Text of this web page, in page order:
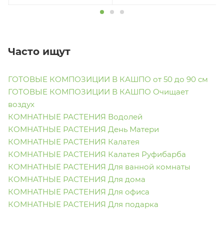
Часто ищут
ГОТОВЫЕ КОМПОЗИЦИИ В КАШПО от 50 до 90 см
ГОТОВЫЕ КОМПОЗИЦИИ В КАШПО Очищает
воздух
КОМНАТНЫЕ РАСТЕНИЯ Водолей
КОМНАТНЫЕ РАСТЕНИЯ День Матери
КОМНАТНЫЕ РАСТЕНИЯ Калатея
КОМНАТНЫЕ РАСТЕНИЯ Калатея Руфибарба
КОМНАТНЫЕ РАСТЕНИЯ Для ванной комнаты
КОМНАТНЫЕ РАСТЕНИЯ Для дома
КОМНАТНЫЕ РАСТЕНИЯ Для офиса
КОМНАТНЫЕ РАСТЕНИЯ Для подарка